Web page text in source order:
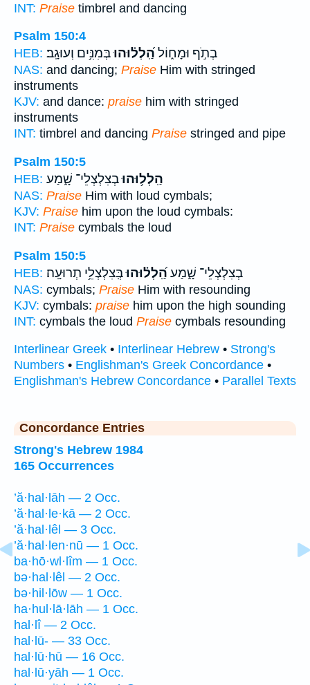
INT: Praise timbrel and dancing
Psalm 150:4
HEB:
בְתֹ֣ף וּמָח֑וֹל הַֽ֝לְל֗וּהוּבְּמִנִּ֥ים וְעוּגָֽב׃
NAS: and dancing; Praise Him with stringed
instruments
KJV: and dance: praise him with stringed
instruments
INT: timbrel and dancing Praise stringed and pipe
Psalm 150:5
HEB:
הַֽלְל֥וּהוּבְצִלְצְלֵי־ שָׁ֑מַע
NAS: Praise Him with loud cymbals;
KJV: Praise him upon the loud cymbals:
INT: Praise cymbals the loud
Psalm 150:5
HEB:
בְצִלְצְלֵי־ שָׁ֑מַעהַֽ֝לְל֗וּהוּבְּֽצִלְצְלֵ֥י תְרוּעָֽה׃
NAS: cymbals; Praise Him with resounding
KJV: cymbals: praise him upon the high sounding
INT: cymbals the loud Praise cymbals resounding
Interlinear Greek • Interlinear Hebrew • Strong's
Numbers • Englishman's Greek Concordance •
Englishman's Hebrew Concordance • Parallel Texts
Concordance Entries
Strong's Hebrew 1984
165 Occurrences
’ă·hal·lāh — 2 Occ.
’ă·hal·le·kā — 2 Occ.
’ă·hal·lêl — 3 Occ.
’ă·hal·len·nū — 1 Occ.
ba·hō·wl·lîm — 1 Occ.
bə·hal·lêl — 2 Occ.
bə·hil·lōw — 1 Occ.
ha·hul·lā·lāh — 1 Occ.
hal·lî — 2 Occ.
hal·lū- — 33 Occ.
hal·lū·hū — 16 Occ.
hal·lū·yāh — 1 Occ.